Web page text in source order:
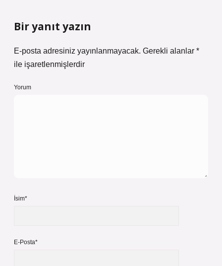
Bir yanıt yazın
E-posta adresiniz yayınlanmayacak. Gerekli alanlar *
ile işaretlenmişlerdir
Yorum
İsim*
E-Posta*